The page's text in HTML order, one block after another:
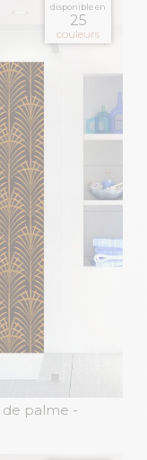
disponible en
25
couleurs
de palme -